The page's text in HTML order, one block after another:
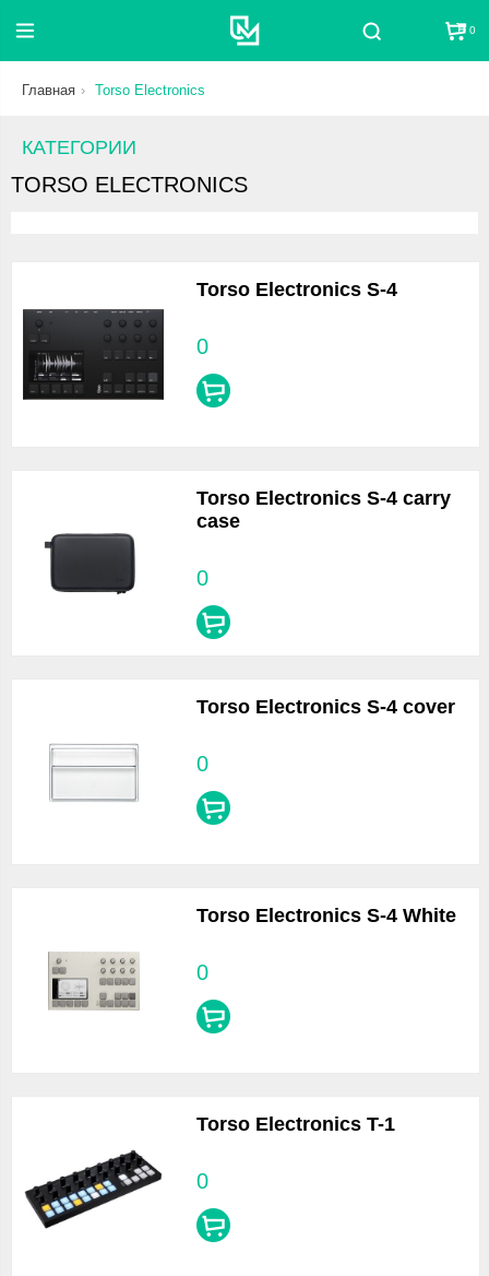
Поиск 0
Главная Torso Electronics
КАТЕГОРИИ
TORSO ELECTRONICS
Torso Electronics S-4
0
Torso Electronics S-4 carry
case
0
Torso Electronics S-4 cover
0
Torso Electronics S-4 White
0
Torso Electronics T-1
0